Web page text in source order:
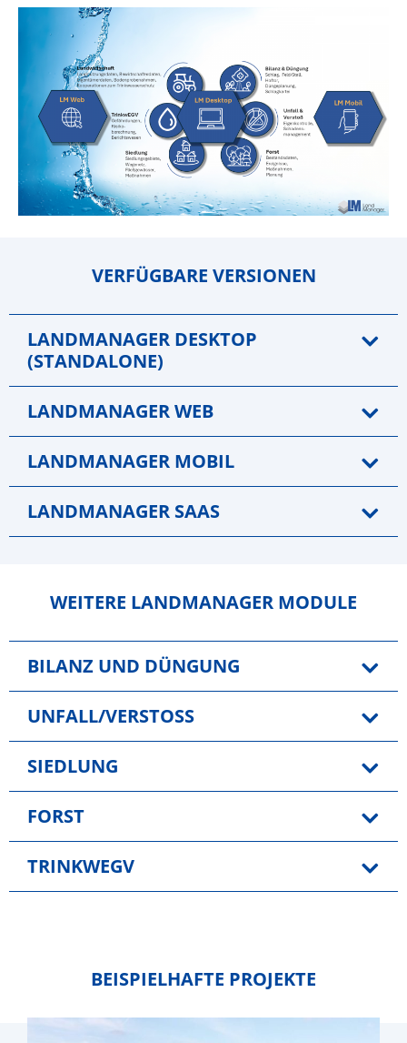
VERFÜGBARE VERSIONEN
LANDMANAGER DESKTOP
(STANDALONE)
LANDMANAGER WEB
LANDMANAGER MOBIL
LANDMANAGER SAAS
WEITERE LANDMANAGER MODULE
BILANZ UND DÜNGUNG
Schlagbilanzen
UNFALL/VERSTOSS
SIEDLUNG
FORST
TRINKWEGV
BEISPIELHAFTE PROJEKTE